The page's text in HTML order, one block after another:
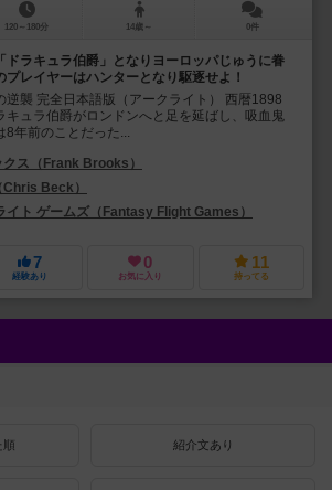
120～180分 14歳～ 0件
ドラキュラ伯爵」となりヨーロッパじゅうに眷
プレイヤーはハンターとなり駆逐せよ！
逆襲 完全日本語版（アークライト） 西暦1898
キュラ伯爵がロンドンへと足を延ばし、吸血鬼
年前のことだった...
ス（Frank Brooks）
Beck）
イト ゲームズ（Fantasy Flight Games）
7
経験あり
0
お気に入り
11
持ってる
順 紹介文あり